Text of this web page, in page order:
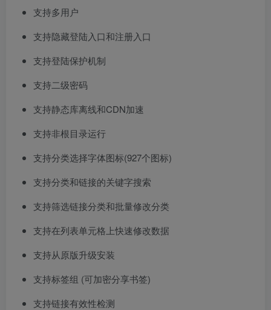
支持多用户
支持隐藏登陆入口和注册入口
支持登陆保护机制
支持二级密码
支持静态库离线和CDN加速
支持非根目录运行
支持分类选择字体图标(927个图标)
支持分类和链接的关键字搜索
支持筛选链接分类和批量修改分类
支持在列表单元格上快速修改数据
支持从原版升级安装
支持标签组 (可加密分享书签)
支持链接有效性检测